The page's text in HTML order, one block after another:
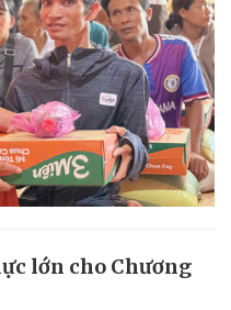
lớn cho Chương